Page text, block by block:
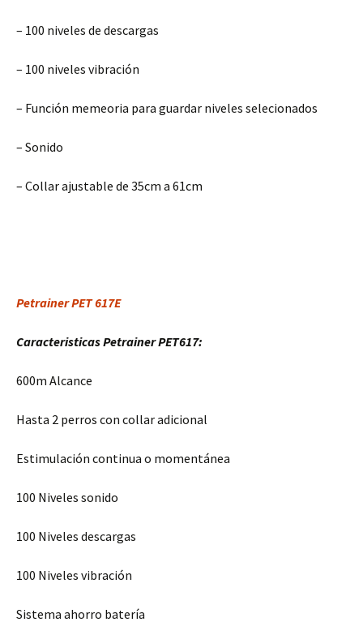
– 100 niveles de descargas
– 100 niveles vibración
– Función memeoria para guardar niveles selecionados
– Sonido
– Collar ajustable de 35cm a 61cm
Petrainer PET 617E
Caracteristicas Petrainer PET617:
600m Alcance
Hasta 2 perros con collar adicional
Estimulación continua o momentánea
100 Niveles sonido
100 Niveles descargas
100 Niveles vibración
Sistema ahorro batería